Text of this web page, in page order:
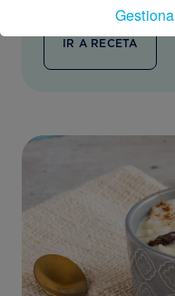
IR A RECETA